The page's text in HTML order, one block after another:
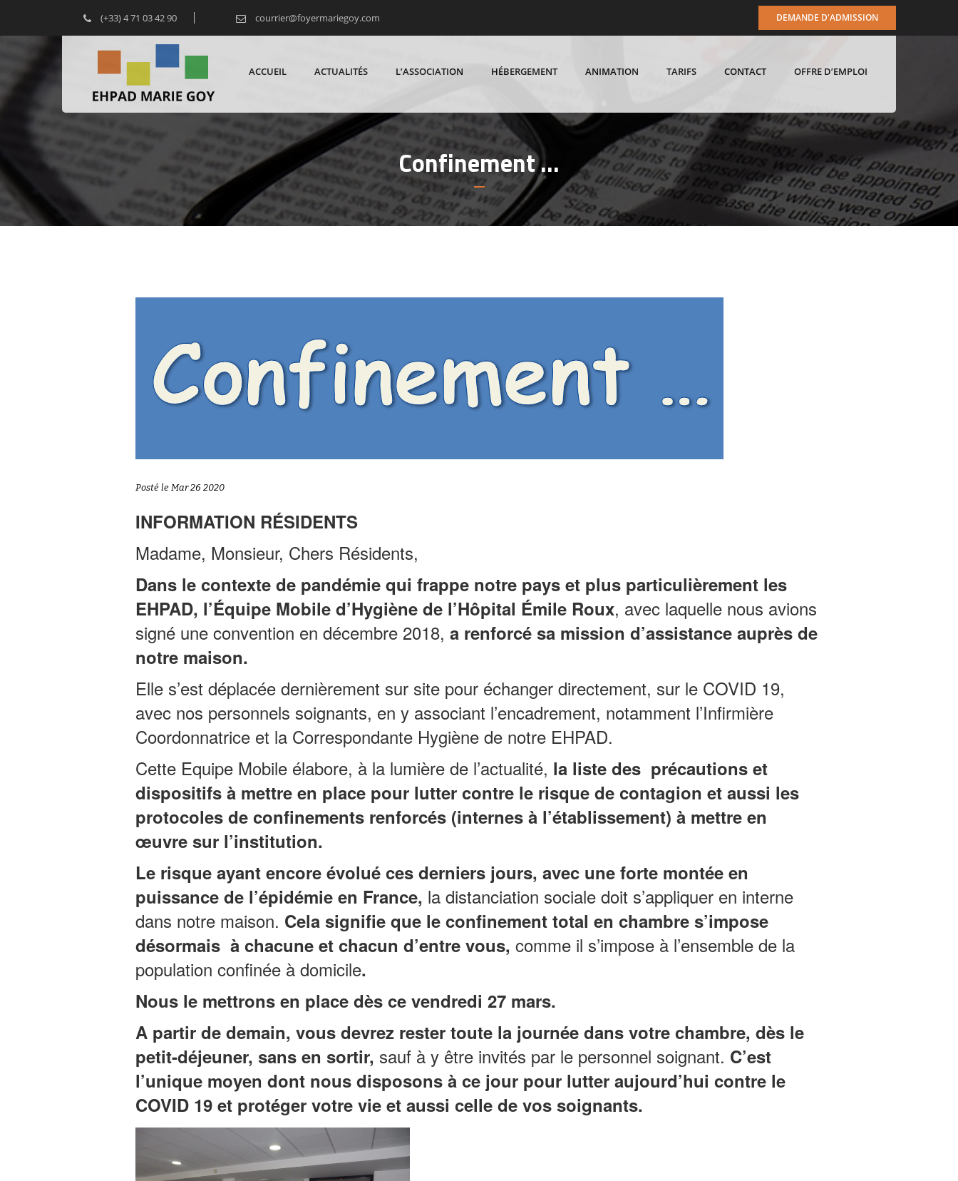
(+33) 4 71 03 42 90 courrier@foyermariegoy.com DEMANDE D'ADMISSION
ACCUEIL ACTUALITÉS L’ASSOCIATION HÉBERGEMENT ANIMATION TARIFS CONTACT OFFRE D’EMPLOI
Confinement …
Posté le Mar 26 2020
INFORMATION RÉSIDENTS
Madame, Monsieur, Chers Résidents,
Dans le contexte de pandémie qui frappe notre pays et plus particulièrement les
EHPAD, l’Équipe Mobile d’Hygiène de l’Hôpital Émile Roux, avec laquelle nous avions
signé une convention en décembre 2018, arenforcé sa mission d’assistance auprès de
notre maison.
Elle s’est déplacée dernièrement sur site pour échanger directement, sur le COVID 19,
avec nos personnels soignants, en y associant l’encadrement, notamment l’Infirmière
Coordonnatrice et la Correspondante Hygiène de notre EHPAD.
Cette Equipe Mobile élabore, à la lumière de l’actualité, la liste des précautions et
dispositifs à mettre en place pour lutter contre le risque de contagion et aussi les
protocoles de confinements renforcés (internes à l’établissement) à mettre en
œuvre sur l’institution.
Le risque ayant encore évolué ces derniers jours, avec une forte montée en
puissance de l’épidémie en France, la distanciation sociale doit s’appliquer en interne
dans notre maison. Cela signifie que le confinement total en chambre s’impose
désormais à chacune et chacun d’entre vous, comme il s’impose à l’ensemble de la
population confinée à domicile.
Nous le mettrons en place dès ce vendredi 27 mars.
A partir de demain, vous devrez rester toute la journée dans votre chambre, dès le
petit-déjeuner, sans en sortir, sauf à y être invités par le personnel soignant. C’est
l’unique moyen dont nous disposons à ce jour pour lutter aujourd’hui contre le
COVID 19 et protéger votre vie et aussi celle de vos soignants.